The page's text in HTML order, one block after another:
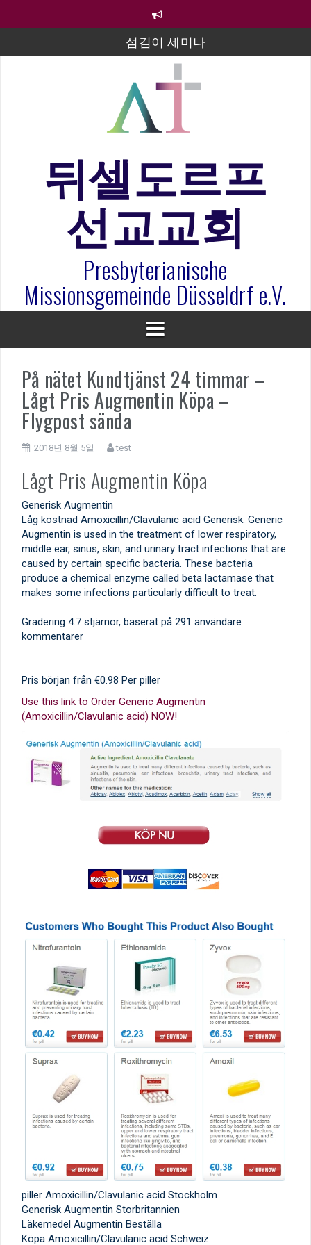
섬김이 세미나
김태희 자매 졸업연주
2023년 어린이 주일 유초등부 발표
라합3 나라 봉헌송
은퇴사-우선화 권사
20260322 주안에 가만히 머물기(요한복음 15:1-17) 손
훈목사
뒤셀도르프
선교교회
Presbyterianische
Missionsgemeinde Düsseldrf e.V.
På nätet Kundtjänst 24 timmar –
Lågt Pris Augmentin Köpa –
Flygpost sända
2018년 8월 5일 test
Lågt Pris Augmentin Köpa
Generisk Augmentin
Låg kostnad Amoxicillin/Clavulanic acid Generisk. Generic
Augmentin is used in the treatment of lower respiratory,
middle ear, sinus, skin, and urinary tract infections that are
caused by certain specific bacteria. These bacteria
produce a chemical enzyme called beta lactamase that
makes some infections particularly difficult to treat.
Gradering 4.7 stjärnor, baserat på 291 användare
kommentarer
Pris början från €0.98 Per piller
Use this link to Order Generic Augmentin
(Amoxicillin/Clavulanic acid) NOW!
piller Amoxicillin/Clavulanic acid Stockholm
Generisk Augmentin Storbritannien
Läkemedel Augmentin Beställa
Köpa Amoxicillin/Clavulanic acid Schweiz